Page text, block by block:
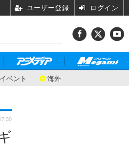
イベント 海外
ユーザー登録 ログイン